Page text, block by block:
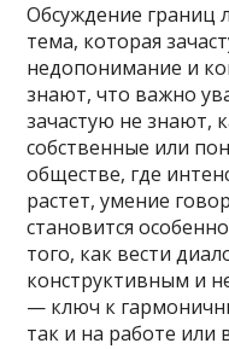
Обсуждение границ
тема, которая
недопонимание и
знают, что важно
зачастую не знают,
собственные или
обществе, где
растет, умение
становится
того, как вести
конструктивным и
— ключ к
так и на работе или